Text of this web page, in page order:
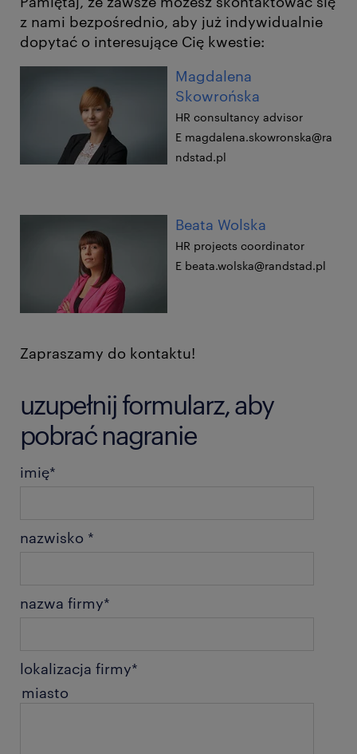
z nami bezpośrednio, aby już indywidualnie
dopytać o interesujące Cię kwestie:
Magdalena
Skowrońska
HR consultancy advisor
E magdalena.skowronska@ra
ndstad.pl
Beata Wolska
HR projects coordinator
E beata.wolska@randstad.pl
Zapraszamy do kontaktu!
uzupełnij formularz, aby
pobrać nagranie
imię*
nazwisko *
nazwa firmy*
lokalizacja firmy*
miasto